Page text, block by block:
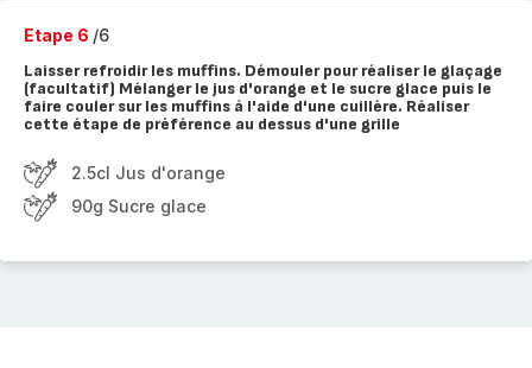
Etape 6 /6
Laisser refroidir les muffins. Démouler pour réaliser le glaçage
(facultatif) Mélanger le jus d'orange et le sucre glace puis le
faire couler sur les muffins à l'aide d'une cuillère. Réaliser
cette étape de préférence au dessus d'une grille
2.5cl Jus d'orange
90g Sucre glace